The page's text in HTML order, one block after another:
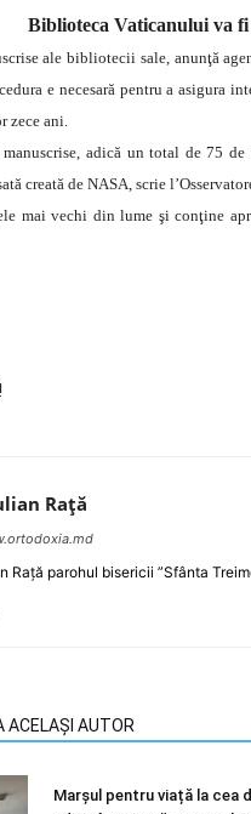
Biblioteca Vaticanului va
ale bibliotecii sale, anunţă
e necesară pentru a asigura
zece ani.
manuscrise, adică un total de 75
creată de NASA, scrie
mai vechi din lume şi conţine
Raţă
Rață parohul bisericii ”Sfânta
ACELAȘI AUTOR
Marșul pentru viață la cea